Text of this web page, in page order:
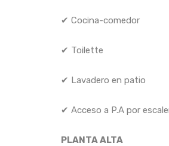
✔ Cocina-comedor
✔ Toilette
✔ Lavadero en patio
✔ Acceso a P.A por
PLANTA ALTA